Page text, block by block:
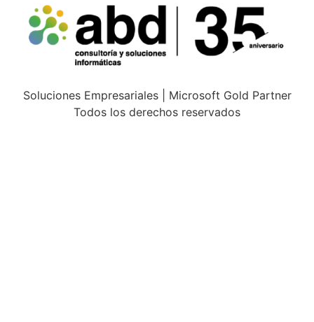
Soluciones Empresariales | Microsoft Gold Partner
Todos los derechos reservados